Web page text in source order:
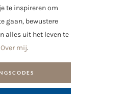
te inspireren om
gaan, bewustere
alles uit het leven te
Over mij.